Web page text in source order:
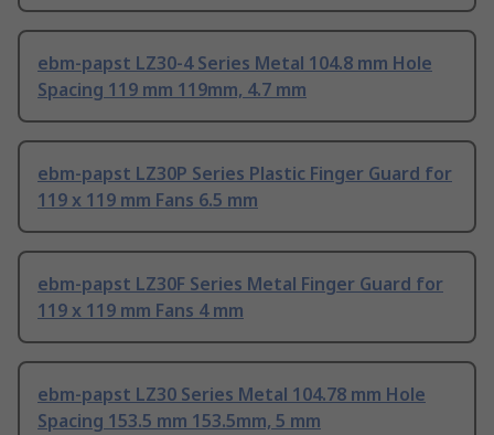
ebm-papst LZ30-4 Series Metal 104.8 mm Hole
Spacing 119 mm 119mm, 4.7 mm
ebm-papst LZ30P Series Plastic Finger Guard for
119 x 119 mm Fans 6.5 mm
ebm-papst LZ30F Series Metal Finger Guard for
119 x 119 mm Fans 4 mm
ebm-papst LZ30 Series Metal 104.78 mm Hole
Spacing 153.5 mm 153.5mm, 5 mm